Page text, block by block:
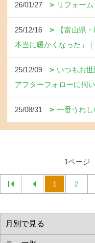
26/01/27 リフォー
25/12/16
【富山県
本当に暖かくなった」
25/12/09
いつもお世
アフターフォローに伺
25/08/31 一番うれし
1ページ
1 2